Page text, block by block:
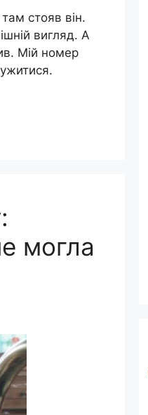
стояв він.
вигляд. А
Мій номер
могла